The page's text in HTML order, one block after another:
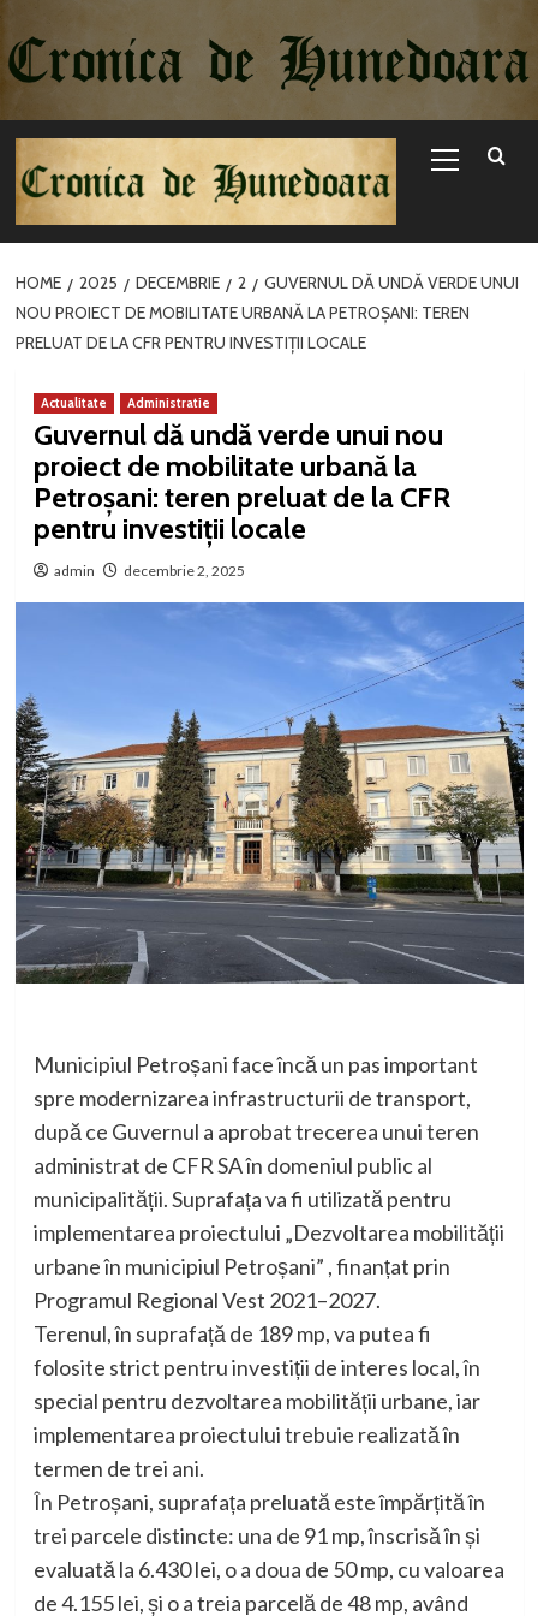
la
conținut
Menu
HOME 2025 DECEMBRIE 2
GUVERNUL DĂ UNDĂ VERDE UNUI
NOU PROIECT DE MOBILITATE URBANĂ LA PETROȘANI: TEREN
PRELUAT DE LA CFR PENTRU INVESTIȚII LOCALE
Actualitate Administratie
Guvernul dă undă verde unui nou
proiect de mobilitate urbană la
Petroșani: teren preluat de la CFR
pentru investiții locale
admin decembrie 2, 2025
Municipiul Petroșani face încă un pas important
spre modernizarea infrastructurii de transport,
după ce Guvernul a aprobat trecerea unui teren
administrat de CFR SA în domeniul public al
municipalității. Suprafața va fi utilizată pentru
implementarea proiectului „Dezvoltarea mobilității
urbane în municipiul Petroșani” , finanțat prin
Programul Regional Vest 2021–2027.
Terenul, în suprafață de 189 mp, va putea fi
folosite strict pentru investiții de interes local, în
special pentru dezvoltarea mobilității urbane, iar
implementarea proiectului trebuie realizată în
termen de trei ani.
În Petroșani, suprafața preluată este împărțită în
trei parcele distincte: una de 91 mp, înscrisă în și
evaluată la 6.430 lei, o a doua de 50 mp, cu valoarea
de 4.155 lei, și o a treia parcelă de 48 mp, având